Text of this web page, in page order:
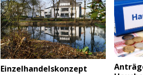
Einzelhandelskonzept